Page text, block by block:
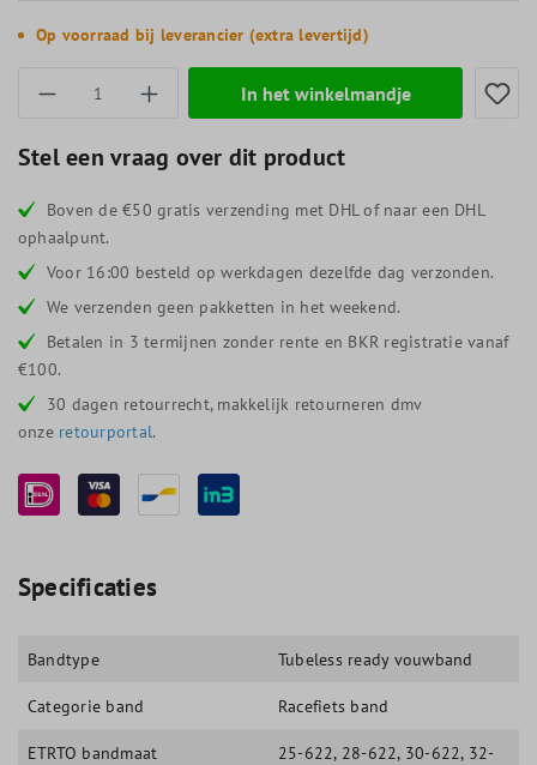
Op voorraad bij leverancier (extra levertijd)
Producthoeveelheid: Voer de gewenste
In het winkelmandje
Stel een vraag over dit product
Boven de €50 gratis verzending met DHL of naar een DHL
ophaalpunt.
Voor 16:00 besteld op werkdagen dezelfde dag verzonden.
We verzenden geen pakketten in het weekend.
Betalen in 3 termijnen zonder rente en BKR registratie vanaf
€100.
30 dagen retourrecht, makkelijk retourneren dmv
onze retourportal.
Specificaties
Bandtype Tubeless ready vouwband
Categorie band Racefiets band
ETRTO bandmaat 25-622, 28-622, 30-622, 32-